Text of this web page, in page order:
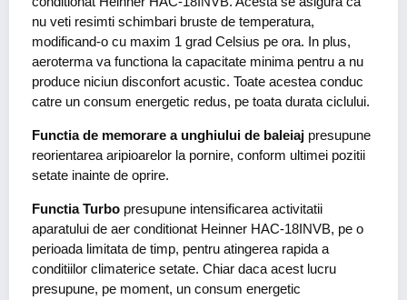
nu veti resimti schimbari bruste de temperatura,
modificand-o cu maxim 1 grad Celsius pe ora. In plus,
aeroterma va functiona la capacitate minima pentru a nu
produce niciun disconfort acustic. Toate acestea conduc
catre un consum energetic redus, pe toata durata ciclului.
Functia de memorare a unghiului de baleiaj presupune
reorientarea aripioarelor la pornire, conform ultimei pozitii
setate inainte de oprire.
Functia Turbo presupune intensificarea activitatii
aparatului de aer conditionat Heinner HAC-18INVB, pe o
perioada limitata de timp, pentru atingerea rapida a
conditiilor climaterice setate. Chiar daca acest lucru
presupune, pe moment, un consum energetic